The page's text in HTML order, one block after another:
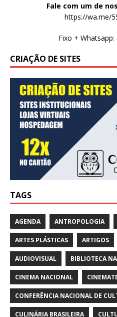
Fale com um de
https://wa.me/
Fixo +
CRIAÇÃO DE SITES
TAGS
AGENDA ANTROPOLOGIA
ARTES PLÁSTICAS ARTIGOS
AUDIOVISUAL BIBLIOTECA
CINEMA NACIONAL
CONFERÊNCIA NACIONAL DE
CULINÁRIA BRASILEIRA